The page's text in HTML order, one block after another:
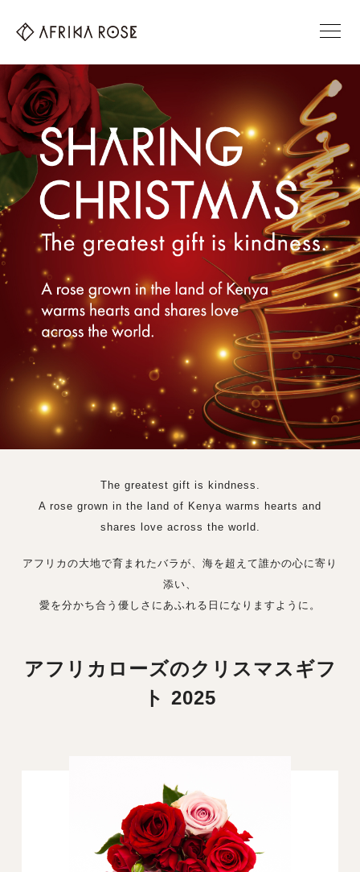
The greatest gift is kindness.
A rose grown in the land of Kenya warms hearts and
shares love across the world.
アフリカの大地で育まれたバラが、海を超えて誰かの心に寄り
添い、
愛を分かち合う優しさにあふれる日になりますように。
アフリカローズのクリスマスギフ
ト 2025